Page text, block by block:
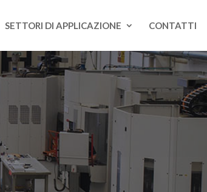
SETTORI DI APPLICAZIONE CONTATTI